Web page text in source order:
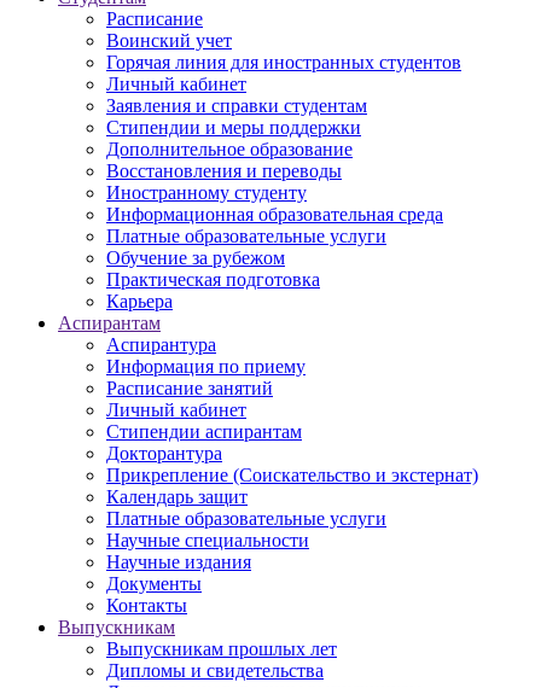
Расписание
Воинский учет
Горячая линия для иностранных студентов
Личный кабинет
Заявления и справки студентам
Стипендии и меры поддержки
Дополнительное образование
Восстановления и переводы
Иностранному студенту
Информационная образовательная среда
Платные образовательные услуги
Обучение за рубежом
Практическая подготовка
Карьера
Аспирантам
Аспирантура
Информация по приему
Расписание занятий
Личный кабинет
Стипендии аспирантам
Докторантура
Прикрепление (Соискательство и экстернат)
Календарь защит
Платные образовательные услуги
Научные специальности
Научные издания
Документы
Контакты
Выпускникам
Выпускникам прошлых лет
Дипломы и свидетельства